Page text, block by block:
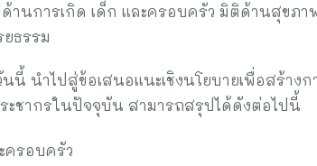
นการเกิด เด็ก และครอบครัว มิติด้านสุขภา
ธรรม
นนี้ นำไปสู่ข้อเสนอแนะเชิงนโยบายเพื่อสร้า
ะชากรในปัจจุบัน สามารถสรุปได้ดังต่อไปนี้
ครอบครัว